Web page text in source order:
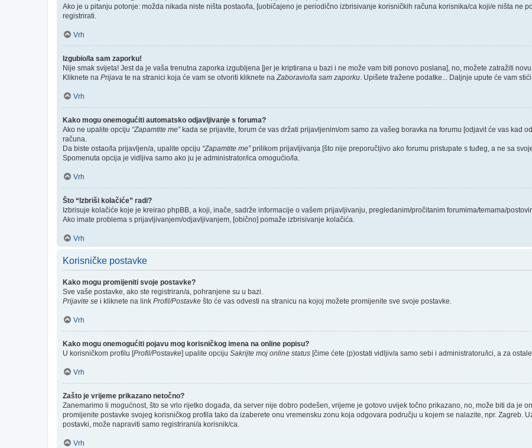
Ako je u pitanju potonje: možda nikada niste ništa postao/la, [uobičajeno je periodično izbrisivanje korisničkih računa korisnika/ca koji/e ništa ne
registrirati.
Vrh
Izgubio/la sam zaporku!
Nije smak svijeta! Jest da je vaša trenutna zaporka izgubljena [jer je kriptirana u bazi i ne može vam biti ponovo poslana], no, možete zatražiti
Kliknete na Prijava te na stranici koja će vam se otvoriti kliknete naZaboravio/la sam zaporku. Upišete tražene podatke... Daljnje upute će vam
Vrh
Kako mogu onemogućiti automatsko odjavljivanje s foruma?
Ako ne upalite opciju “Zapamtite me”kada se prijavite, forum će vas držati prijavljenim/om samo za vašeg boravka na forumu [odjavit će vas kad
računa.
Da biste ostao/la prijavljen/a, upalite opciju “Zapamtite me”prilikom prijavljivanja [što nije preporučljivo ako forumu pristupate s tuđeg, a ne sa
Spomenuta opcija je vidljiva samo ako ju je administrator/ica omogućio/la.
Vrh
Što “Izbriši kolačiće” radi?
Izbrisuje kolačiće koje je kreirao phpBB, a koji, inače, sadrže informacije o vašem prijavljivanju, pregledanim/pročitanim forumima/temama/
Ako imate problema s prijavljivanjem/odjavljivanjem, [obično] pomaže izbrisivanje kolačića.
Vrh
Korisničke postavke
Kako mogu promijeniti svoje postavke?
Sve vaše postavke, ako ste registriran/a, pohranjene su u bazi.
Prijavite se i kliknete na link Profil/Postavke što će vas odvesti na stranicu na kojoj možete promijenite sve svoje postavke.
Vrh
Kako mogu onemogućiti pojavu mog korisničkog imena na online popisu?
U korisničkom profilu [Profil/Postavke] upalite opciju Sakrijte moj online status [čime ćete (p)ostati vidljiv/a samo sebi i administratoru/ici, a za
Vrh
Zašto je vrijeme prikazano netočno?
Zanemarimo li mogućnost, što se vrlo rijetko događa, da server nije dobro podešen, vrijeme je gotovo uvijek točno prikazano, no, može biti da je
promijenite postavke svojeg korisničkog profila tako da izaberete onu vremensku zonu koja odgovara području u kojem se nalazite, npr. Zagreb.
postavki, može napraviti samo registrirani/a korisnik/ca.
Vrh